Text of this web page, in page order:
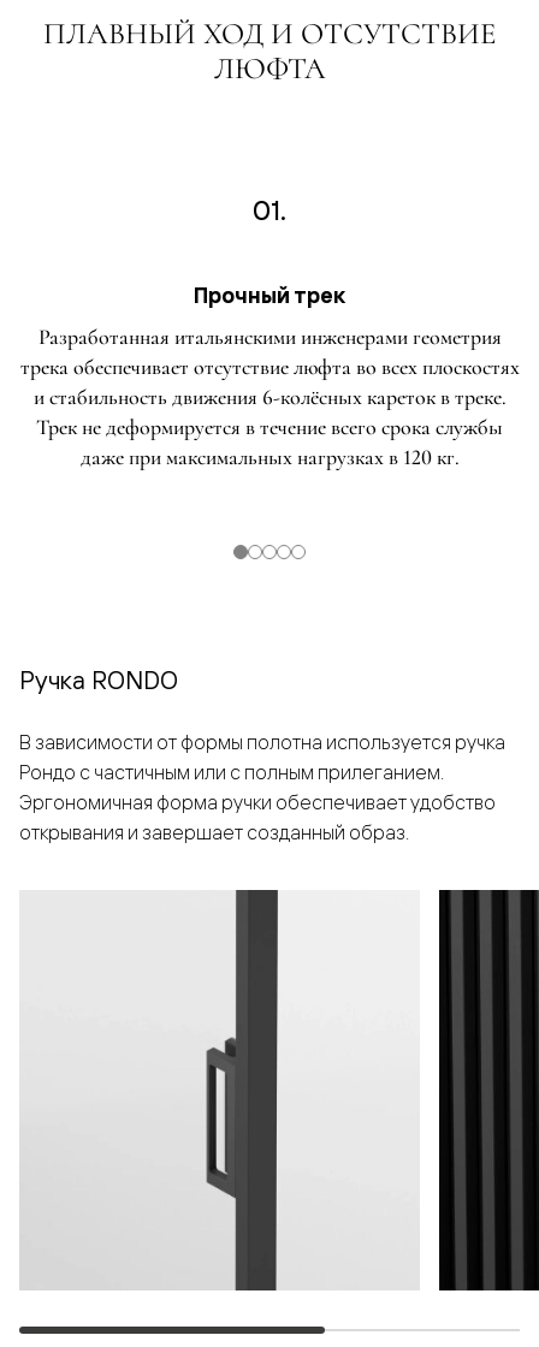
ПЛАВНЫЙ ХОД И ОТСУТСТВИЕ
ЛЮФТА
01.
Прочный трек
Разработанная итальянскими инженерами геометрия
трека обеспечивает отсутствие люфта во всех плоскостях
и стабильность движения 6-колёсных кареток в треке.
Трек не деформируется в течение всего срока службы
даже при максимальных нагрузках в 120 кг.
Ручка RONDO
В зависимости от формы полотна используется ручка
Рондо с частичным или с полным прилеганием.
Эргономичная форма ручки обеспечивает удобство
открывания и завершает созданный образ.